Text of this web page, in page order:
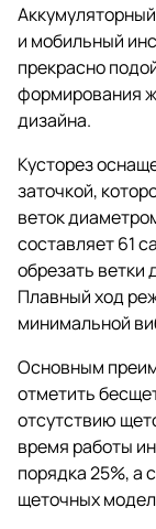
и мобильный
прекрасно
формирования
дизайна.
Кусторез
заточкой,
веток
составляет 61
обрезать ветки
Плавный ход
минимальной
Основным
отметить
отсутствию
время работы
порядка 25%, а
щеточных